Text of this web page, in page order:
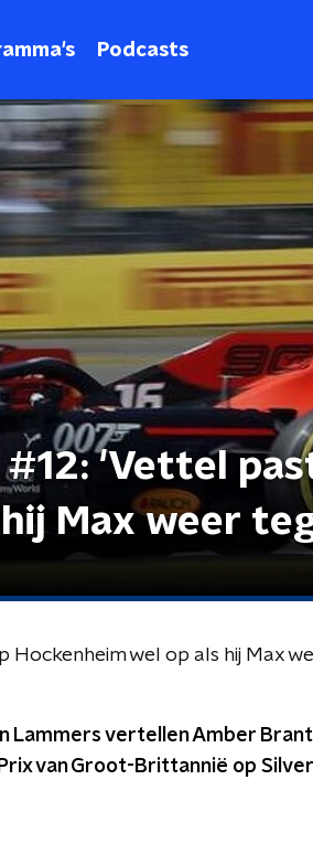
Podcasts
#12: 'Vettel
Max weer
Hockenheim wel op als hij Max
Lammers vertellen Amber
van Groot-Brittannië op